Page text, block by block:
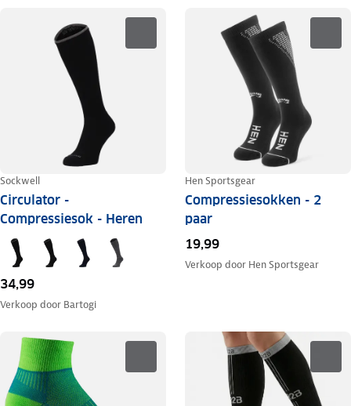
Sockwell
Circulator -
Compressiesok - Heren
34,99
Verkoop door Bartogi
Hen Sportsgear
Compressiesokken - 2
paar
19,99
Verkoop door Hen Sportsgear